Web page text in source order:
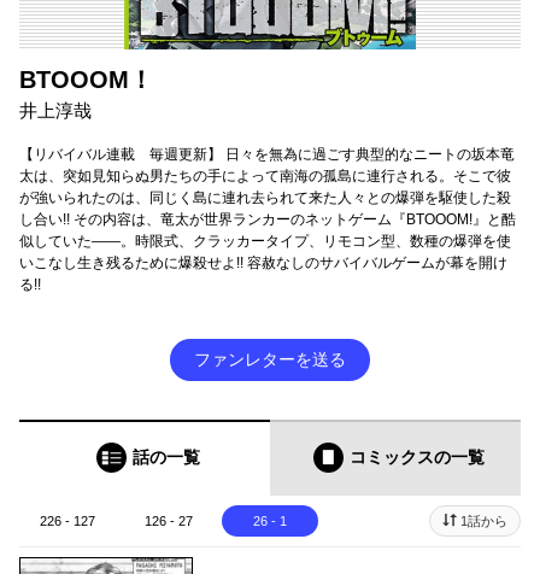
BTOOOM！
井上淳哉
【リバイバル連載 毎週更新】 日々を無為に過ごす典型的なニートの坂本竜
太は、突如見知らぬ男たちの手によって南海の孤島に連行される。そこで彼
が強いられたのは、同じく島に連れ去られて来た人々との爆弾を駆使した殺
し合い!! その内容は、竜太が世界ランカーのネットゲーム『BTOOOM!』と酷
似していた――。時限式、クラッカータイプ、リモコン型、数種の爆弾を使
いこなし生き残るために爆殺せよ!! 容赦なしのサバイバルゲームが幕を開け
る!!
ファンレターを送る
話の一覧 コミックスの一覧
226 - 127 126 - 27 26 - 1 1話から